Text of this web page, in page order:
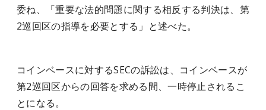
委ね、「重要な法的問題に関する相反する判決は、第
2巡回区の指導を必要とする」と述べた。
コインベースに対するSECの訴訟は、コインベースが
第2巡回区からの回答を求める間、一時停止されるこ
とになる。